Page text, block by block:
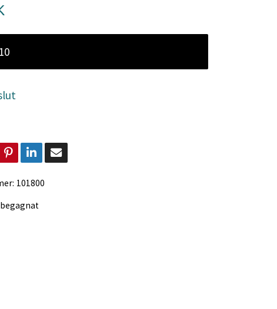
101800
begagnat